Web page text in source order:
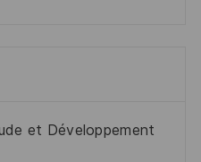
et Développement